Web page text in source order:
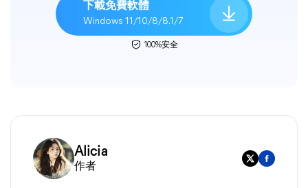
下載免費軟體
Windows 11/10/8/8.1/7
100%安全
Alicia
作者